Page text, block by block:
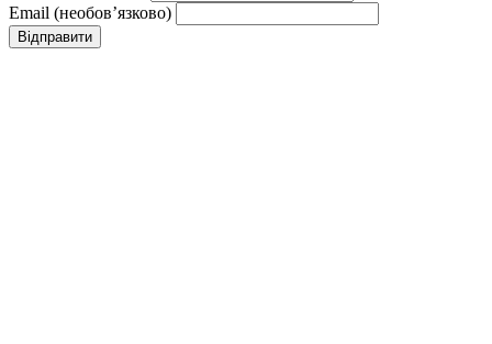
Email (необовʼязково)
Відправити